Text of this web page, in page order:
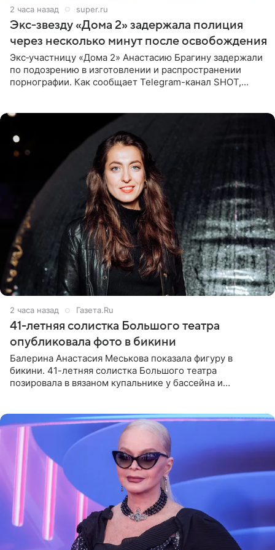
2 часа назад super.ru
Экс‑звезду «Дома 2» задержала полиция
через несколько минут после освобождения
Экс‑участницу «Дома 2» Анастасию Брагину задержали
по подозрению в изготовлении и распространении
порнографии. Как сообщает Telegram-канал SHOT,
3 часа назад Газета.Ru
41-летняя солистка Большого театра
опубликовала фото в бикини
Балерина Анастасия Меськова показала фигуру в
бикини. 41-летняя солистка Большого театра
позировала в вязаном купальнике у бассейна и